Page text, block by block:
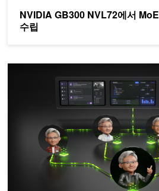
NVIDIA GB300 NVL72에서
수립
NVIDIA Nemotron 3 Ultra, 장기 실행